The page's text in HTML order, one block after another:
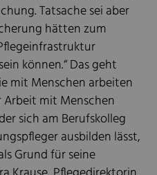
Tatsache sei aber
hätten zum
können.“ Das geht
mit Menschen arbeiten
Arbeit mit Menschen
sich am Berufskolleg
ausbilden lässt,
Grund für seine